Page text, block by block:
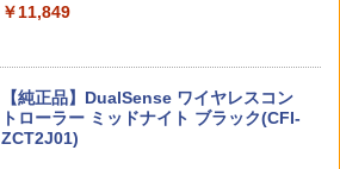
ワ-ルド]
￥8,970
￥5,478
と共同開発】驚きの反応力 日本製 音ゲ
ー 指サック ゲーム用 First Hit スマホゲ
ーム [ 荒野行動 FPS PUBG ]
￥1,080
ワーズワース 正規品 完全収録 美少女ア
ニメ ワーズ ワース 最新盤 アニメ 日本語
英語
ニンテンドープリペイド番号 9000円|オ
ンラインコード版
￥11,849
【純正品】DualSense ワイヤレスコン
トローラー ミッドナイト ブラック(CFI-
ZCT2J01)